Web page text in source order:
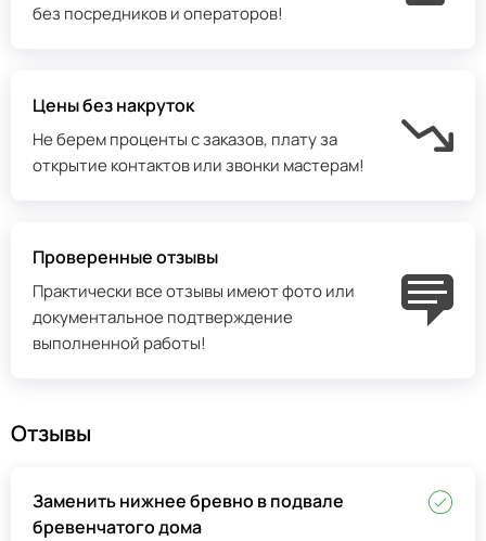
без посредников и операторов!
Цены без накруток
Не берем проценты с заказов, плату за
открытие контактов или звонки мастерам!
Проверенные отзывы
Практически все отзывы имеют фото или
документальное подтверждение
выполненной работы!
Отзывы
Заменить нижнее бревно в подвале
бревенчатого дома